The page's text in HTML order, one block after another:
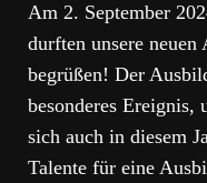
Am 2. September
durften unsere
begrüßen! Der
besonderes Ereignis,
sich auch in diesem
Talente für eine